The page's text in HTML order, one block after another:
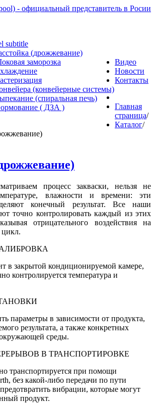
subtitle
(дрожжевание)
заморозка
(конвейерные системы)
(спиральная печь)
( ДЗА )
Видео
Новости
Контакты
Главная
страница/
Каталог/
процесс закваски, нельзя не
влажности и времени: эти
конечный результат. Все наши
точно контролировать каждый из этих
отрицательного воздействия на
в закрытой кондиционируемой камере,
контролируется температура и
параметры в зависимости от продукта,
результата, а также конкретных
среды.
В ТРАНСПОРТИРОВКЕ
транспортируется при помощи
без какой-либо передачи по пути
вибрации, которые могут
продукт.